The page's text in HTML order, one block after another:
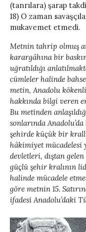
(tanrılara) şarap
18) O zaman
mukavemet etmedi.
Metnin tahrip olmuş
karargâhına bir
uğratıldığı
cümleler halinde
metin, Anadolu
hakkında bilgi veren
Bu metinden
sonlarında
şehirde küçük bir
hâkimiyet mücadelesi
devletleri, dıştan
güçlü şehir kralının
halinde mücadele
göre metnin 15.
ifadesi Anadolu’daki